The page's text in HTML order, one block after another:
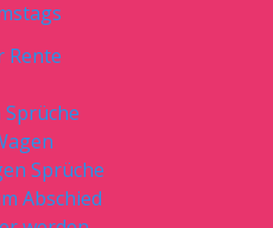
Rente
Sprüche
Abschied